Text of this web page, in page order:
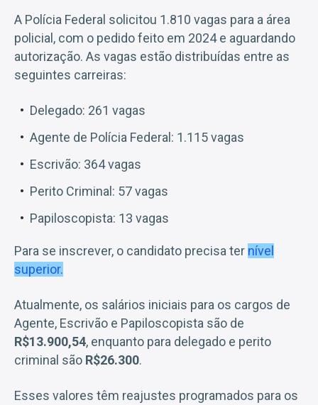
A Polícia Federal solicitou 1.810 vagas para a área
policial, com o pedido feito em 2024 e aguardando
autorização. As vagas estão distribuídas entre as
seguintes carreiras:
Delegado: 261 vagas
Agente de Polícia Federal: 1.115 vagas
Escrivão: 364 vagas
Perito Criminal: 57 vagas
Papiloscopista: 13 vagas
Para se inscrever, o candidato precisa ter nível
superior.
Atualmente, os salários iniciais para os cargos de
Agente, Escrivão e Papiloscopista são de
R$13.900,54, enquanto para delegado e perito
criminal são R$26.300.
Esses valores têm reajustes programados para os